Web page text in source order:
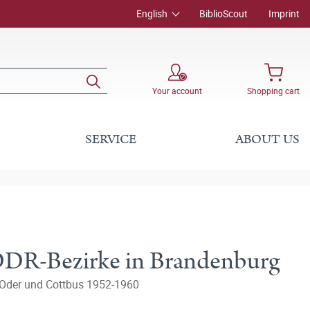
English BiblioScout Imprint
Your account Shopping cart
SERVICE ABOUT US
Bezirke in Brandenburg
und Cottbus 1952-1960